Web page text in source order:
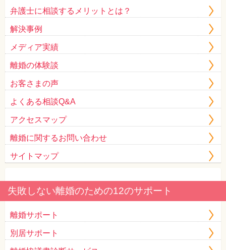
弁護士に相談するメリットとは？
解決事例
メディア実績
離婚の体験談
お客さまの声
よくある相談Q&A
アクセスマップ
離婚に関するお問い合わせ
サイトマップ
失敗しない離婚のための12のサポート
離婚サポート
別居サポート